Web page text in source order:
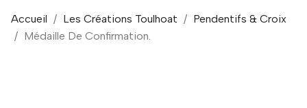
Accueil Les Créations Toulhoat
Pendentifs & Croix
Médaille De Confirmation.